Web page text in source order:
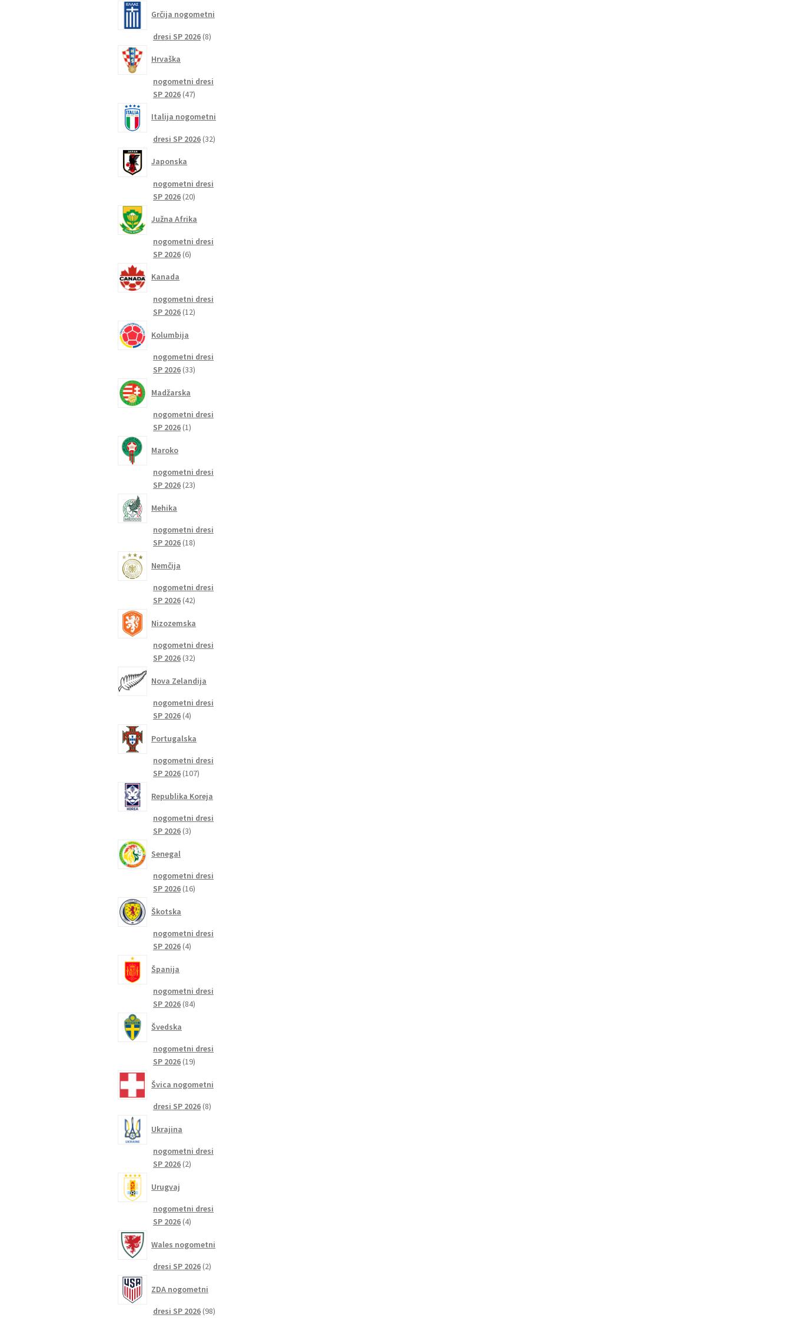
Grčija nogometni
dresi SP 2026 88
Hrvaška
nogometni dresi
SP 2026 4747
Italija nogometni
dresi SP 2026 3232
Japonska
nogometni dresi
SP 2026 2020
Južna Afrika
nogometni dresi
SP 2026 66
Kanada
nogometni dresi
SP 2026 1212
Kolumbija
nogometni dresi
SP 2026 3333
Madžarska
nogometni dresi
SP 2026 11
Maroko
nogometni dresi
SP 2026 2323
Mehika
nogometni dresi
SP 2026 1818
Nemčija
nogometni dresi
SP 2026 4242
Nizozemska
nogometni dresi
SP 2026 3232
Nova Zelandija
nogometni dresi
SP 2026 44
Portugalska
nogometni dresi
SP 2026 107107
Republika Koreja
nogometni dresi
SP 2026 33
Senegal
nogometni dresi
SP 2026 1616
Škotska
nogometni dresi
SP 2026 44
Španija
nogometni dresi
SP 2026 8484
Švedska
nogometni dresi
SP 2026 1919
Švica nogometni
dresi SP 2026 88
Ukrajina
nogometni dresi
SP 2026 22
Urugvaj
nogometni dresi
SP 2026 44
Wales nogometni
dresi SP 2026 22
ZDA nogometni
dresi SP 2026 9898